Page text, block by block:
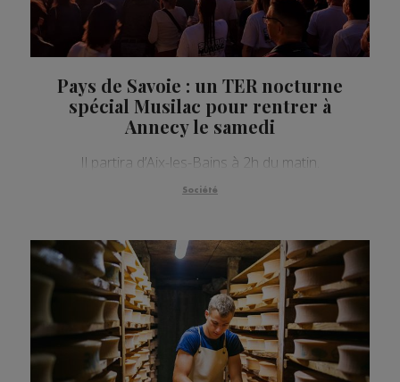
Pays de Savoie : un TER nocturne
spécial Musilac pour rentrer à
Annecy le samedi
Il partira d’Aix-les-Bains à 2h du matin.
Société